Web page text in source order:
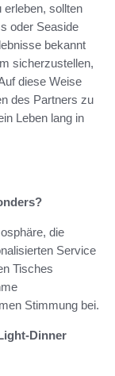
erleben, sollten
oder Seaside
bekannt
sicherzustellen,
diese Weise
des Partners zu
Leben lang in
die
Service
Tisches
Stimmung bei.
Dinner